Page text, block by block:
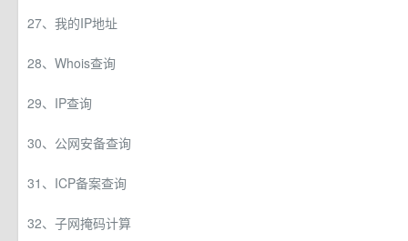
27、我的IP地址
28、Whois查询
29、IP查询
30、公网安备查询
31、ICP备案查询
32、子网掩码计算